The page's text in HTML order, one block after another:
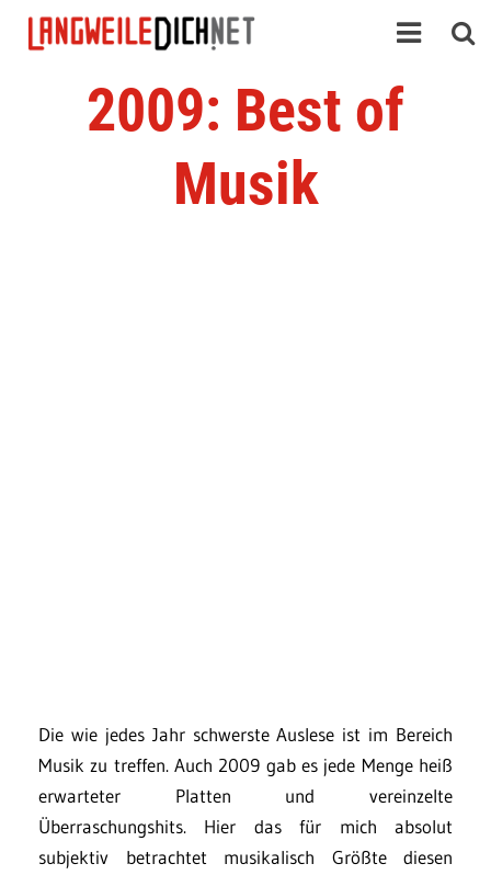
2009: Best of
Musik
Die wie jedes Jahr schwerste Auslese ist im Bereich
Musik zu treffen. Auch 2009 gab es jede Menge heiß
erwarteter Platten und vereinzelte
Überraschungshits. Hier das für mich absolut
subjektiv betrachtet musikalisch Größte diesen